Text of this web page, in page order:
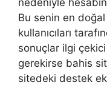
Bu senin en
kullanıcıları
sonuçlar ilgi
gerekirse bahis
sitedeki destek